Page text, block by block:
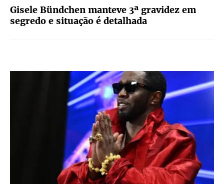
Gisele Bündchen manteve 3ª gravidez em
segredo e situação é detalhada